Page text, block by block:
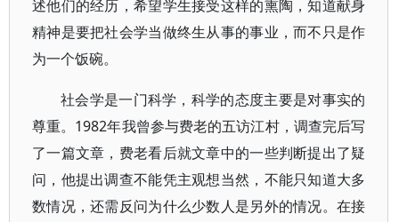
述他们的经历，希望学生接受这样的熏陶，知道献身
精神是要把社会学当做终生从事的事业，而不只是作
为一个饭碗。
社会学是一门科学，科学的态度主要是对事实的
尊重。1982年我曾参与费老的五访江村，调查完后写
了一篇文章，费老看后就文章中的一些判断提出了疑
问，他提出调查不能凭主观想当然，不能只知道大多
数情况，还需反问为什么少数人是另外的情况。在接